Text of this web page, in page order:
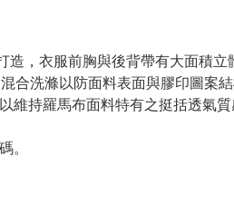
，衣服前胸與後背帶有大面積
合洗滌以防面料表面與膠印圖案
持羅馬布面料特有之挺括透氣質
。